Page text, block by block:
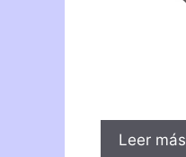
Leer más